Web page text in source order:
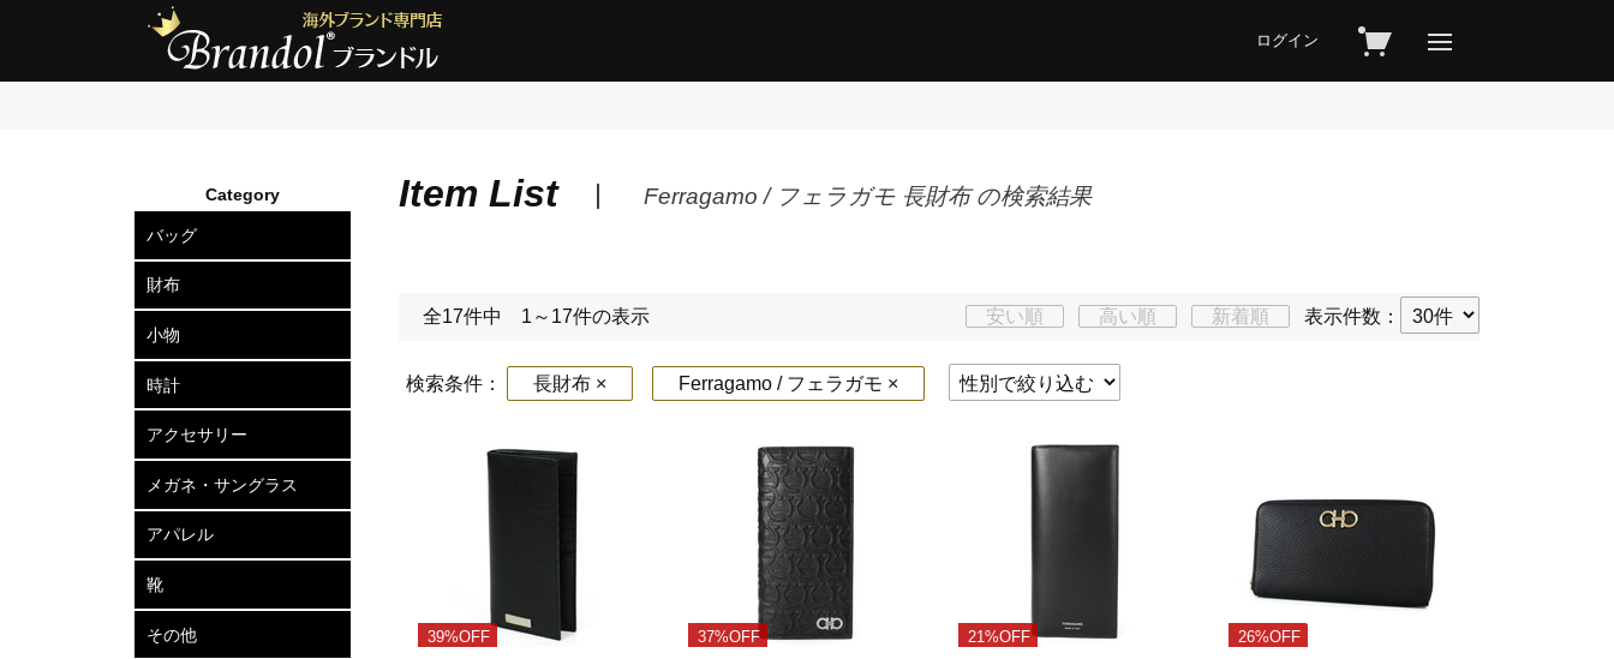
ログイン
Item List Ferragamo / フェラガモ 長財布 の検索結果
全17件中 1～17件の表示 安い順 高い順 新着順 表示件数：
検索条件： 長財布 × Ferragamo / フェラガモ ×
39%OFF 37%OFF 21%OFF 26%OFF
Category
バッグ
ショルダーバッグ
2wayトートバッグ
トートバッグ
ボディバッグ
リュックサック
セカンドバッグ
ビジネスバッグ
アタッシュケース
ハードケース
ボストンバッグ
スーツケース
ビジネスキャリー
財布
長財布
二つ折り財布
三つ折り財布
小銭入れ
小物
カードケース
定期入れ
名刺入れ
キーケース
キーリング
ポーチ
ベルト
マネークリップ
ネクタイピン
カフスボタン
ウォレットチェーン
傘
時計
メンズ腕時計
レディース腕時計
アクセサリー
ピアス
ネックレス
ブレスレット
リング
ヘアアクセサリー
メガネ・サングラス
メガネフレーム
サングラス
アパレル
アパレル
帽子
マフラー・ショール
靴
レザーシューズ
パンプス
スニーカー
その他